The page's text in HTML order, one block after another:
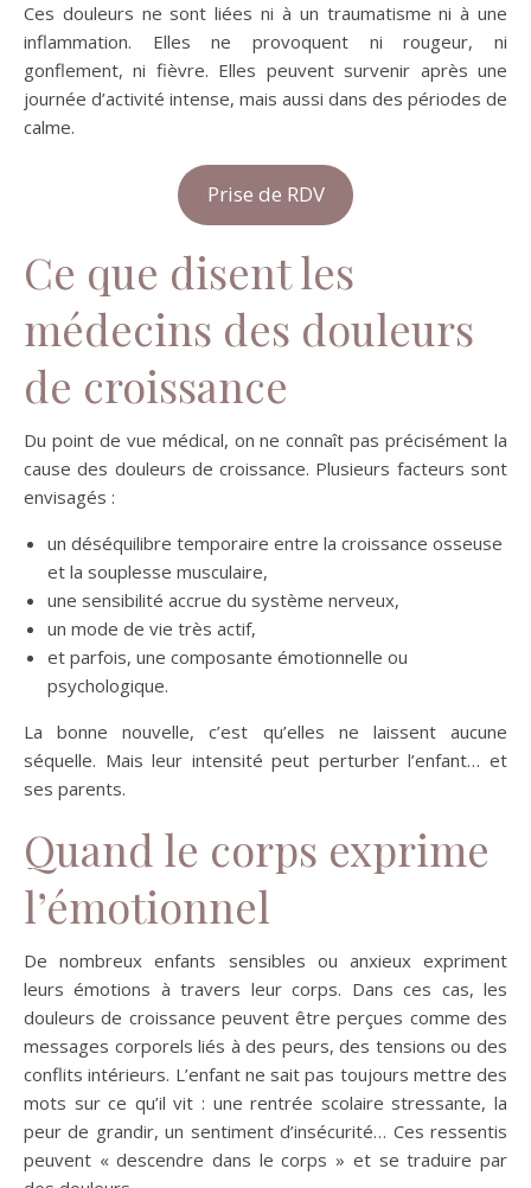
Ces douleurs ne sont liées ni à un traumatisme ni à une
inflammation. Elles ne provoquent ni rougeur, ni
gonflement, ni fièvre. Elles peuvent survenir après une
journée d’activité intense, mais aussi dans des périodes de
calme.
Prise de RDV
Ce que disent les
médecins des douleurs
de croissance
Du point de vue médical, on ne connaît pas précisément la
cause des douleurs de croissance. Plusieurs facteurs sont
envisagés :
un déséquilibre temporaire entre la croissance osseuse
et la souplesse musculaire,
une sensibilité accrue du système nerveux,
un mode de vie très actif,
et parfois, une composante émotionnelle ou
psychologique.
La bonne nouvelle, c’est qu’elles ne laissent aucune
séquelle. Mais leur intensité peut perturber l’enfant… et
ses parents.
Quand le corps exprime
l’émotionnel
De nombreux enfants sensibles ou anxieux expriment
leurs émotions à travers leur corps. Dans ces cas, les
douleurs de croissance peuvent être perçues comme des
messages corporels liés à des peurs, des tensions ou des
conflits intérieurs. L’enfant ne sait pas toujours mettre des
mots sur ce qu’il vit : une rentrée scolaire stressante, la
peur de grandir, un sentiment d’insécurité… Ces ressentis
peuvent « descendre dans le corps » et se traduire par